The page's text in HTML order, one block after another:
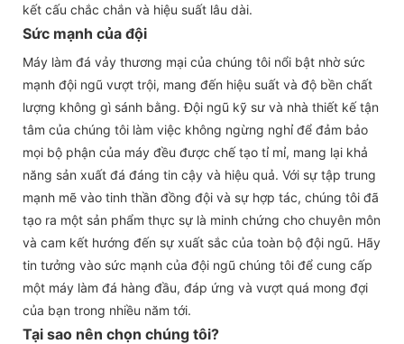
kết cấu chắc chắn và hiệu suất lâu dài.
Sức mạnh của đội
Máy làm đá vảy thương mại của chúng tôi nổi bật nhờ sức
mạnh đội ngũ vượt trội, mang đến hiệu suất và độ bền chất
lượng không gì sánh bằng. Đội ngũ kỹ sư và nhà thiết kế tận
tâm của chúng tôi làm việc không ngừng nghỉ để đảm bảo
mọi bộ phận của máy đều được chế tạo tỉ mỉ, mang lại khả
năng sản xuất đá đáng tin cậy và hiệu quả. Với sự tập trung
mạnh mẽ vào tinh thần đồng đội và sự hợp tác, chúng tôi đã
tạo ra một sản phẩm thực sự là minh chứng cho chuyên môn
và cam kết hướng đến sự xuất sắc của toàn bộ đội ngũ. Hãy
tin tưởng vào sức mạnh của đội ngũ chúng tôi để cung cấp
một máy làm đá hàng đầu, đáp ứng và vượt quá mong đợi
của bạn trong nhiều năm tới.
Tại sao nên chọn chúng tôi?